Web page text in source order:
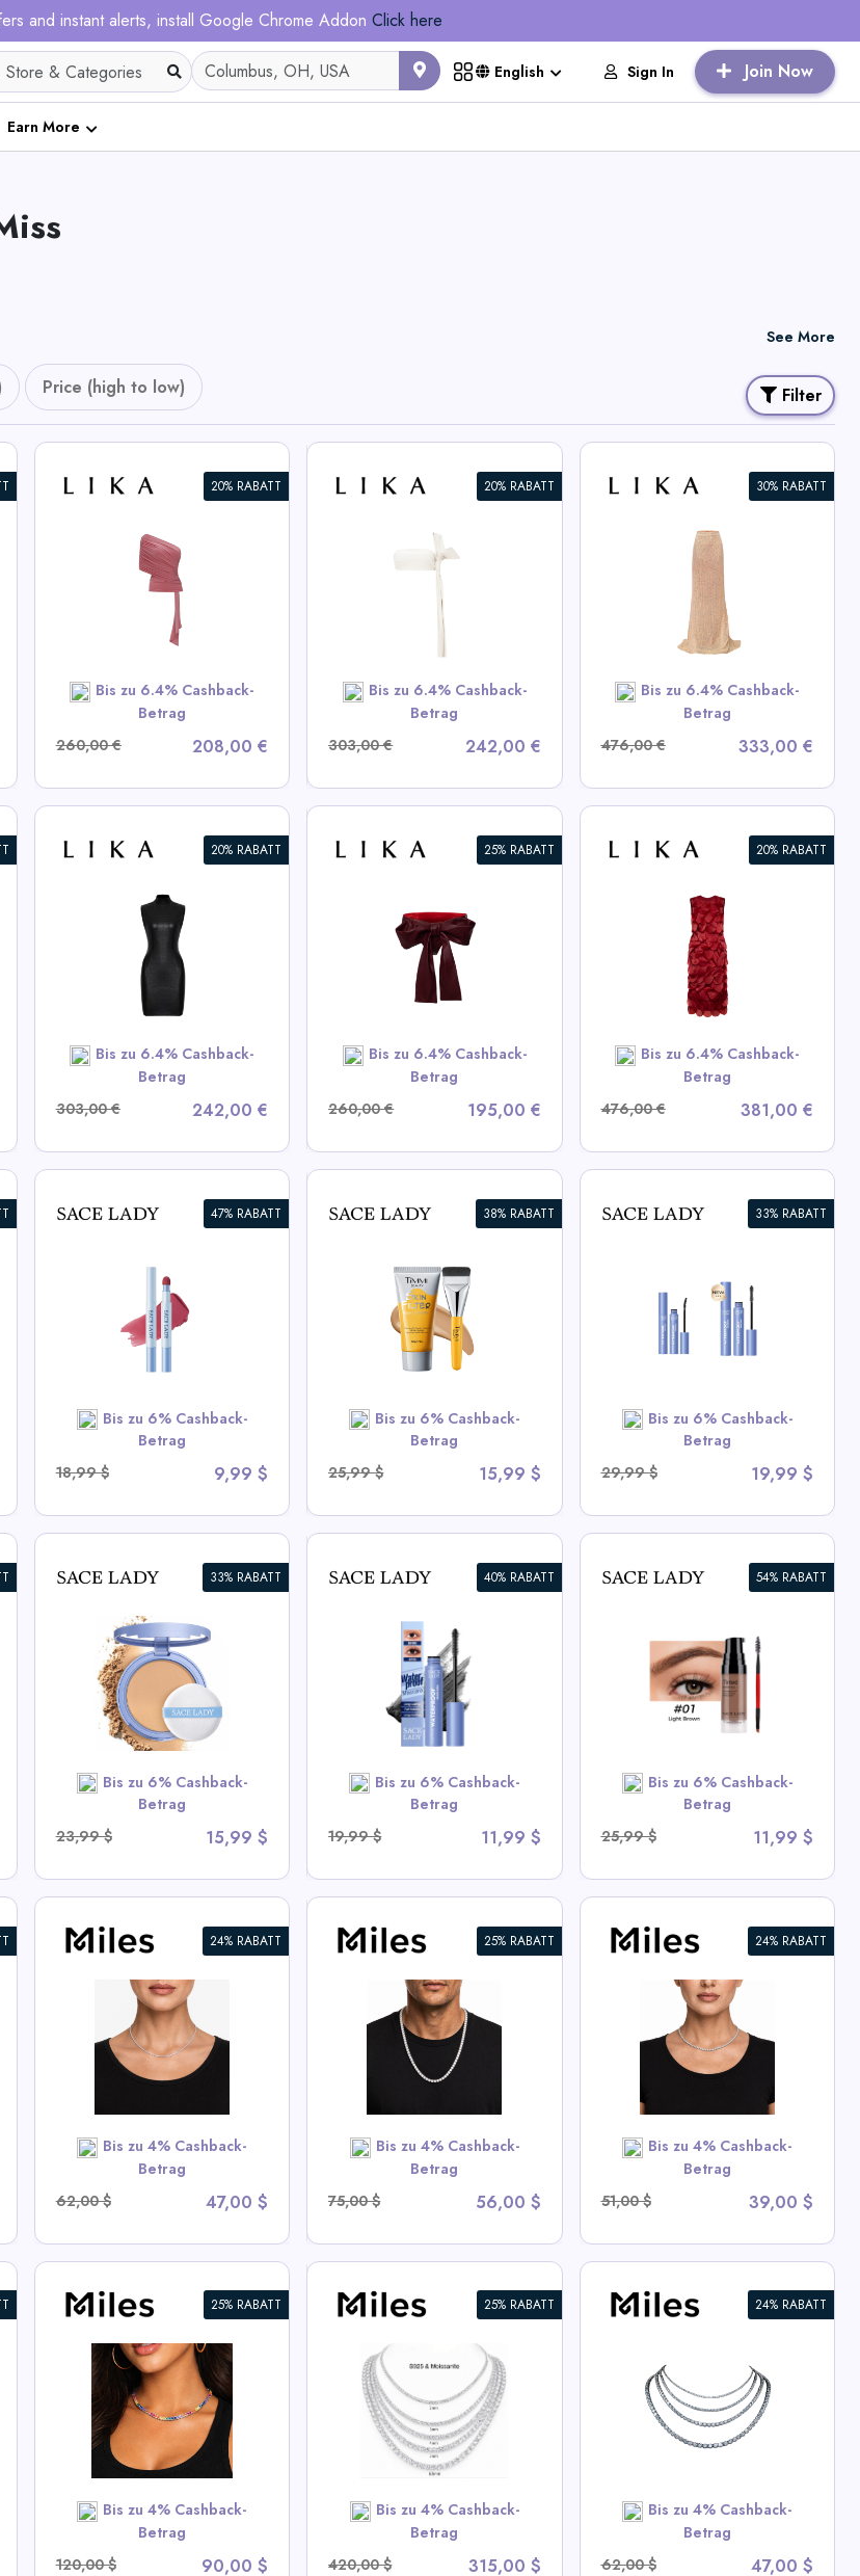
and instant alerts, install Google Chrome Addon Click here
English Sign In Join Now
Earn More
See More
Price (high to low) Filter
20% RABATT
Bis zu 6.4% Cashback-
Betrag
260,00 €
208,00 €
20% RABATT
Bis zu 6.4% Cashback-
Betrag
303,00 €
242,00 €
Weißes Lederoberteil
View All LIKA Deals
30% RABATT
Bis zu 6.4% Cashback-
Betrag
476,00 €
333,00 €
Schimmernder Maxirock
View All LIKA Deals
20% RABATT
Bis zu 6.4% Cashback-
Betrag
303,00 €
242,00 €
25% RABATT
Bis zu 6.4% Cashback-
Betrag
260,00 €
195,00 €
Bordeaux Mini-Shorts mit
View All LIKA Deals
SHOP NOW
20% RABATT
Bis zu 6.4% Cashback-
Betrag
476,00 €
381,00 €
voluminösen Elementen
View All LIKA Deals
SHOP NOW
47% RABATT
Bis zu 6% Cashback-
Betrag
18,99 $
9,99 $
38% RABATT
Bis zu 6% Cashback-
Betrag
25,99 $
15,99 $
KÖRPERKONSOLIDERER |
Wasserdicht,
Übertragungsbeständig
View All Sace Lady Deals
SHOP NOW
33% RABATT
Bis zu 6% Cashback-
Betrag
29,99 $
19,99 $
Wimperntusche (KAUF 1
BEKOMM 1 KOSTENLOS)
View All Sace Lady Deals
SHOP NOW
33% RABATT
Bis zu 6% Cashback-
Betrag
23,99 $
15,99 $
40% RABATT
Bis zu 6% Cashback-
Betrag
19,99 $
11,99 $
Wasserfester Mascara |
Langanhaltend, Schmiert
nicht & Volumensteigernd
View All Sace Lady Deals
SHOP NOW
54% RABATT
Bis zu 6% Cashback-
Betrag
25,99 $
11,99 $
Wasserdicht, Schnell
Trocknend,
Hochpigmentiert
View All Sace Lady Deals
SHOP NOW
24% RABATT
Bis zu 4% Cashback-
Betrag
62,00 $
47,00 $
25% RABATT
Bis zu 4% Cashback-
Betrag
75,00 $
56,00 $
6mm Iced CZ Tennis Chain
Halskette
View All Miles Deals
SHOP NOW
24% RABATT
Bis zu 4% Cashback-
Betrag
51,00 $
39,00 $
3mm Iced CZ Tennis Chain
Halskette
View All Miles Deals
SHOP NOW
25% RABATT
Bis zu 4% Cashback-
Betrag
120,00 $
90,00 $
25% RABATT
Bis zu 4% Cashback-
Betrag
420,00 $
315,00 $
2-6.5mm Zertifizierte VVS1
D Moissanite Tennis-Kette
– 925 Sterling Silber
Halskette
View All Miles Deals
SHOP NOW
24% RABATT
Bis zu 4% Cashback-
Betrag
62,00 $
47,00 $
2-6mm Eiskette Tennis
Halskette
View All Miles Deals
SHOP NOW